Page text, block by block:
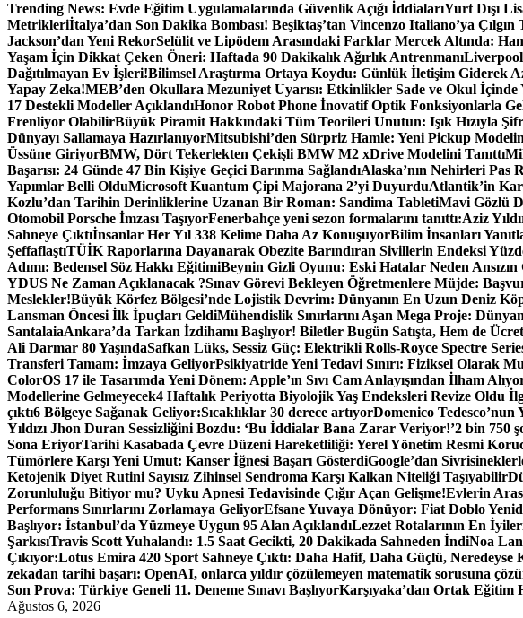
Trending News: Evde Eğitim Uygulamalarında Güvenlik Açığı İddialarıYurt Dışı
Metrikleriİtalya’dan Son Dakika Bombası! Beşiktaş’tan Vincenzo Italiano’ya Çılgın
Jackson’dan Yeni RekorSelülit ve Lipödem Arasındaki Farklar Mercek Altında:
Yaşam İçin Dikkat Çeken Öneri: Haftada 90 Dakikalık Ağırlık Antrenmanı
Dağıtılmayan Ev İşleri!Bilimsel Araştırma Ortaya Koydu: Günlük İletişim Giderek
Yapay Zeka!MEB’den Okullara Mezuniyet Uyarısı: Etkinlikler Sade ve Okul İçinde
17 Destekli Modeller AçıklandıHonor Robot Phone İnovatif Optik Fonksiyonlarla
Frenliyor OlabilirBüyük Piramit Hakkındaki Tüm Teorileri Unutun: Işık Hızıyla
Dünyayı Sallamaya HazırlanıyorMitsubishi’den Sürpriz Hamle: Yeni Pickup
Üssüne GiriyorBMW, Dört Tekerlekten Çekişli BMW M2 xDrive Modelini Tanıttı
Başarısı: 24 Günde 47 Bin Kişiye Geçici Barınma SağlandıAlaska’nın Nehirleri
Yapımlar Belli OlduMicrosoft Kuantum Çipi Majorana 2’yi DuyurduAtlantik’in
Kozlu’dan Tarihin Derinliklerine Uzanan Bir Roman: Sandima TabletiMavi Gözlü
Otomobil Porsche İmzası TaşıyorFenerbahçe yeni sezon formalarını tanıttı:Aziz
Sahneye Çıktıİnsanlar Her Yıl 338 Kelime Daha Az KonuşuyorBilim İnsanları
ŞeffaflaştıTÜİK Raporlarına Dayanarak Obezite Barındıran Sivillerin Endeksi
Adımı: Bedensel Söz Hakkı EğitimiBeynin Gizli Oyunu: Eski Hatalar Neden
YDUS Ne Zaman Açıklanacak ?Sınav Görevi Bekleyen Öğretmenlere Müjde:
Meslekler!Büyük Körfez Bölgesi’nde Lojistik Devrim: Dünyanın En Uzun Deniz
Lansman Öncesi İlk İpuçları GeldiMühendislik Sınırlarını Aşan Mega Proje:
SantalaiaAnkara’da Tarkan İzdihamı Başlıyor! Biletler Bugün Satışta, Hem de
Ali Darmar 80 YaşındaSafkan Lüks, Sessiz Güç: Elektrikli Rolls-Royce Spectre
Transferi Tamam: İmzaya GeliyorPsikiyatride Yeni Tedavi Sınırı: Fiziksel Olarak
ColorOS 17 ile Tasarımda Yeni Dönem: Apple’ın Sıvı Cam Anlayışından İlham
Modellerine Gelmeyecek4 Haftalık Periyotta Biyolojik Yaş Endeksleri Revize Oldu
çıktı6 Bölgeye Sağanak Geliyor:Sıcaklıklar 30 derece artıyorDomenico Tedesco’nun
Yıldızı Jhon Duran Sessizliğini Bozdu: ‘Bu İddialar Bana Zarar Veriyor!’2 bin 750
Sona EriyorTarihi Kasabada Çevre Düzeni Hareketliliği: Yerel Yönetim Resmi
Tümörlere Karşı Yeni Umut: Kanser İğnesi Başarı GösterdiGoogle’dan
Ketojenik Diyet Rutini Sayısız Zihinsel Sendroma Karşı Kalkan Niteliği Taşıyabilir
Zorunluluğu Bitiyor mu? Uyku Apnesi Tedavisinde Çığır Açan Gelişme!Evlerin
Performans Sınırlarını Zorlamaya GeliyorEfsane Yuvaya Dönüyor: Fiat Doblo
Başlıyor: İstanbul’da Yüzmeye Uygun 95 Alan AçıklandıLezzet Rotalarının En
ŞarkısıTravis Scott Yuhalandı: 1.5 Saat Gecikti, 20 Dakikada Sahneden İndiNoa
Çıkıyor:Lotus Emira 420 Sport Sahneye Çıktı: Daha Hafif, Daha Güçlü, Neredeyse
zekadan tarihi başarı: OpenAI, onlarca yıldır çözülemeyen matematik sorusuna
Son Prova: Türkiye Geneli 11. Deneme Sınavı BaşlıyorKarşıyaka’dan Ortak Eğitim
Ağustos 6, 2026